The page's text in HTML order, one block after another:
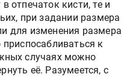
отпечаток кисти, те и
при задании размера
для изменения размера
приспосабливаться к
случаях можно
её. Разумеется, с